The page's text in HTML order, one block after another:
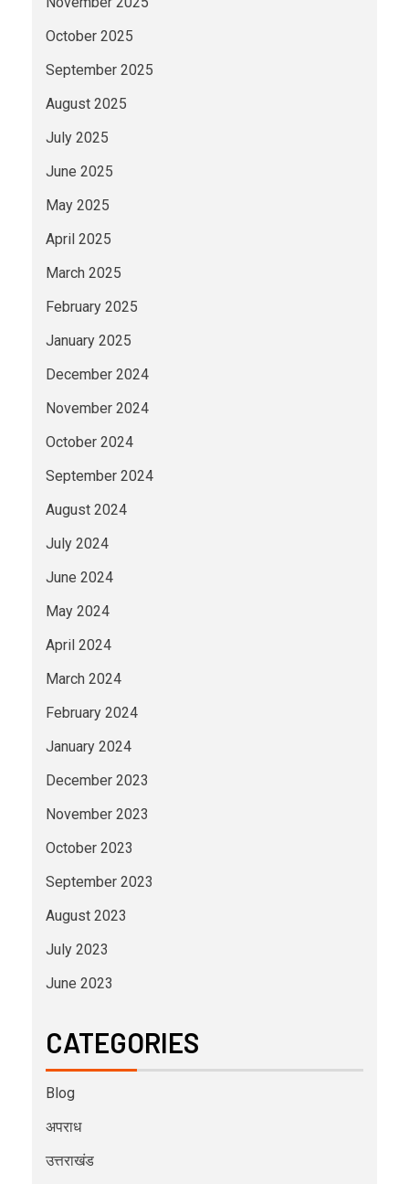
October 2025
September 2025
August 2025
July 2025
June 2025
May 2025
April 2025
March 2025
February 2025
January 2025
December 2024
November 2024
October 2024
September 2024
August 2024
July 2024
June 2024
May 2024
April 2024
March 2024
February 2024
January 2024
December 2023
November 2023
October 2023
September 2023
August 2023
July 2023
June 2023
CATEGORIES
Blog
अपराध
उत्तराखंड